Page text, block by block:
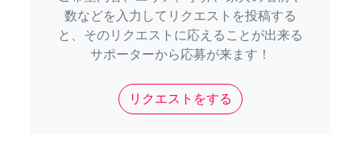
数などを入力してリクエストを投稿する
と、そのリクエストに応えることが出来る
サポーターから応募が来ます！
リクエストをする